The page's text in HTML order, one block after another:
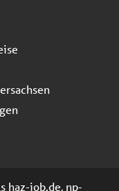
haz-job.de, np-